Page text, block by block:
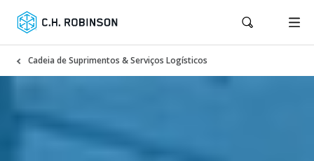
Cadeia de Suprimentos & Serviços Logísticos